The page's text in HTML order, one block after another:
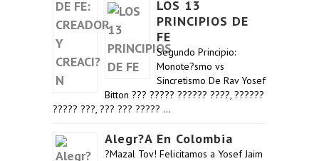
LOS 13
PRINCIPIOS DE
FE
Segundo Principio:
Monote?smo vs
Sincretismo De Rav Yosef
Bitton ??? ????? ?????? ????, ??????
????? ???, ??? ??? ????? …
Alegr?a En Colombia
?Mazal Tov! Felicitamos a Yosef Jaim